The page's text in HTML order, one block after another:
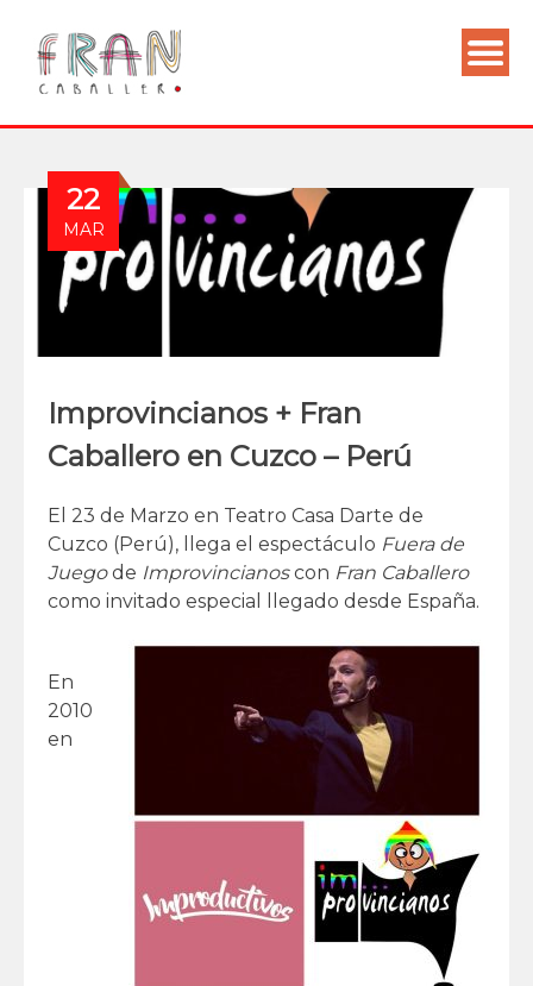
22
MAR
Improvincianos + Fran
Caballero en Cuzco – Perú
El 23 de Marzo en Teatro Casa Darte de
Cuzco (Perú), llega el espectáculo Fuera de
Juegode Improvincianoscon Fran Caballero
como invitado especial llegado desde España.
En
2010
en